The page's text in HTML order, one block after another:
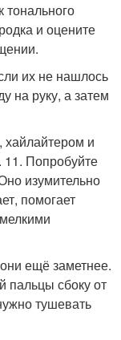
тонального
и оцените
их не нашлось
на руку, а затем
хайлайтером и
11. Попробуйте
изумительно
помогает
ещё заметнее.
пальцы сбоку от
тушевать